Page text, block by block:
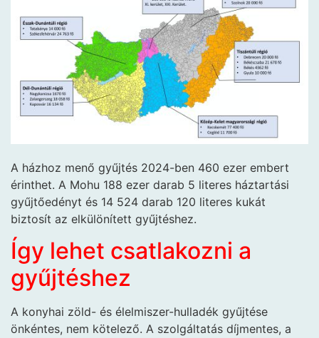
A házhoz menő gyűjtés 2024-ben 460 ezer embert
érinthet. A Mohu 188 ezer darab 5 literes háztartási
gyűjtőedényt és 14 524 darab 120 literes kukát
biztosít az elkülönített gyűjtéshez.
Így lehet csatlakozni a
gyűjtéshez
A konyhai zöld- és élelmiszer-hulladék gyűjtése
önkéntes, nem kötelező. A szolgáltatás díjmentes, a